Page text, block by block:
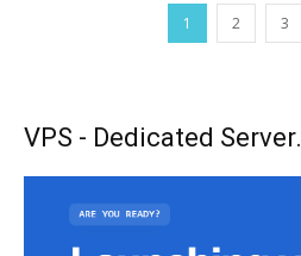
1 2 3
VPS - Dedicated Server.